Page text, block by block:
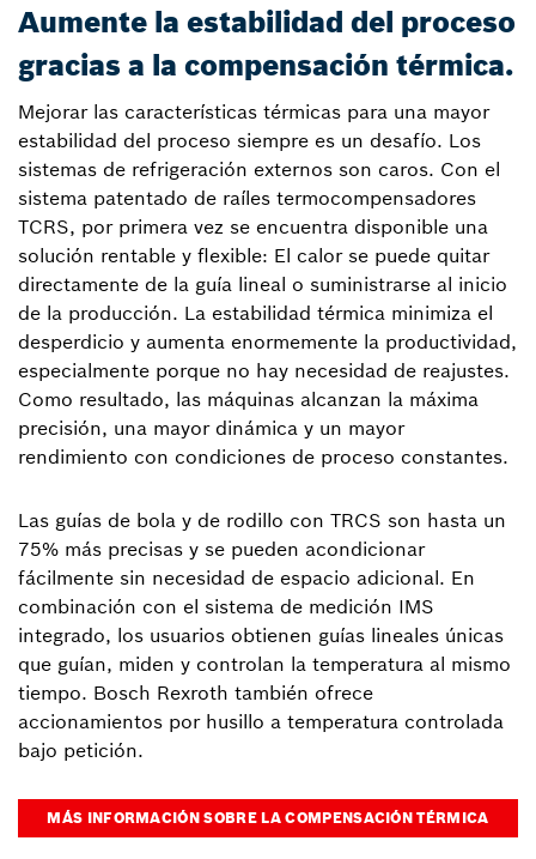
Aumente la estabilidad del proceso
gracias a la compensación térmica.
Mejorar las características térmicas para una mayor
estabilidad del proceso siempre es un desafío. Los
sistemas de refrigeración externos son caros. Con el
sistema patentado de raíles termocompensadores
TCRS, por primera vez se encuentra disponible una
solución rentable y flexible: El calor se puede quitar
directamente de la guía lineal o suministrarse al inicio
de la producción. La estabilidad térmica minimiza el
desperdicio y aumenta enormemente la productividad,
especialmente porque no hay necesidad de reajustes.
Como resultado, las máquinas alcanzan la máxima
precisión, una mayor dinámica y un mayor
rendimiento con condiciones de proceso constantes.
Las guías de bola y de rodillo con TRCS son hasta un
75% más precisas y se pueden acondicionar
fácilmente sin necesidad de espacio adicional. En
combinación con el sistema de medición IMS
integrado, los usuarios obtienen guías lineales únicas
que guían, miden y controlan la temperatura al mismo
tiempo. Bosch Rexroth también ofrece
accionamientos por husillo a temperatura controlada
bajo petición.
MÁS INFORMACIÓN SOBRE LA COMPENSACIÓN TÉRMICA